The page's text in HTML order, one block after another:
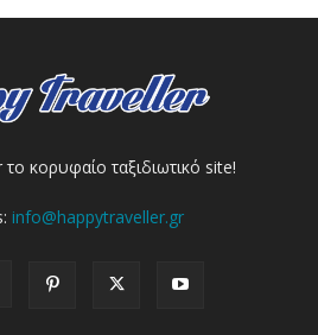
κορυφαίο ταξιδιωτικό site!
info@happytraveller.gr